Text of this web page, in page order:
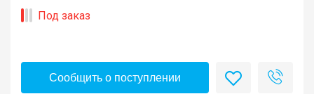
Под заказ
Сообщить о поступлении